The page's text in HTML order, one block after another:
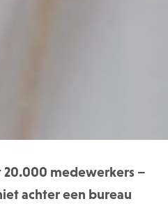
20.000 medewerkers –
achter een bureau